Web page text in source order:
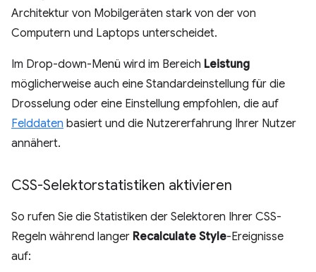
Architektur von Mobilgeräten stark von der von
Computern und Laptops unterscheidet.
Im Drop-down-Menü wird im Bereich Leistung
möglicherweise auch eine Standardeinstellung für die
Drosselung oder eine Einstellung empfohlen, die auf
Felddaten basiert und die Nutzererfahrung Ihrer Nutzer
annähert.
CSS-Selektorstatistiken aktivieren
So rufen Sie die Statistiken der Selektoren Ihrer CSS-
Regeln während langer Recalculate Style-Ereignisse
auf: